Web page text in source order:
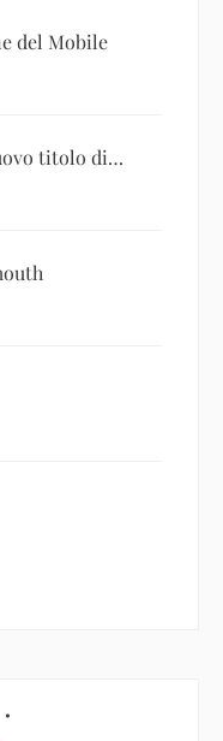
del Mobile
titolo di…
•